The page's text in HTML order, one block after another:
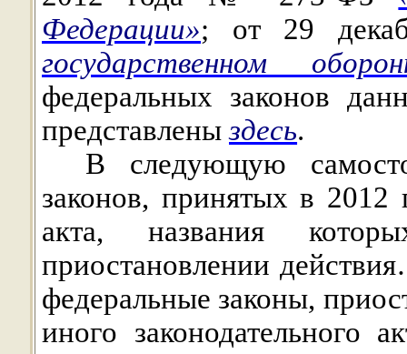
Федерации»; от 29
государственном
федеральных законов
представленыздесь.
В следующую
законов, принятых в 2012
акта, названия
приостановлении
федеральные законы,
иного законодательного